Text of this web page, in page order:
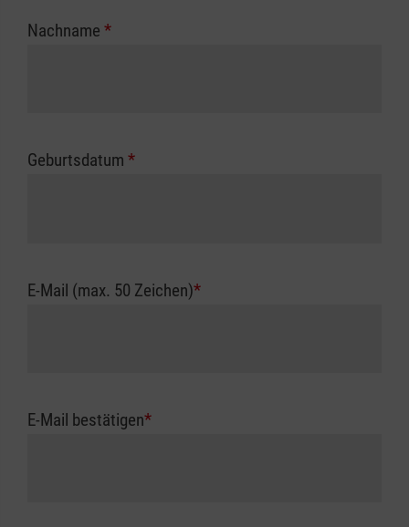
Nachname *
Geburtsdatum *
E-Mail (max. 50 Zeichen)*
E-Mail bestätigen*